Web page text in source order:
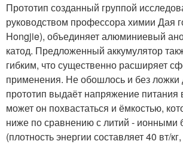
Прототип созданный группой
руководством профессора химии Дая
Hongjie), объединяет алюминиевый
катод. Предложенный аккумулятор
гибким, что существенно расширяет
применения. Не обошлось и без ложки
прототип выдаёт напряжение питания
может он похвастаться и ёмкостью,
ниже по сравнению с литий - ионными
(плотность энергии составляет 40 вт/